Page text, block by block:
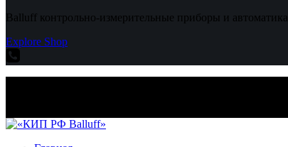
Balluff контрольно-измерительные приборы и автоматика
Explore Shop